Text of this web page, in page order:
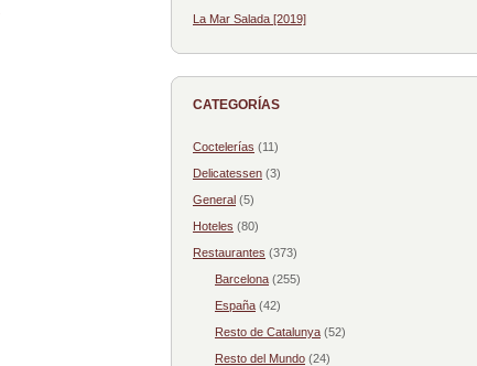
La Mar Salada [2019]
CATEGORÍAS
Coctelerías (11)
Delicatessen (3)
General (5)
Hoteles (80)
Restaurantes (373)
Barcelona (255)
España (42)
Resto de Catalunya (52)
Resto del Mundo (24)